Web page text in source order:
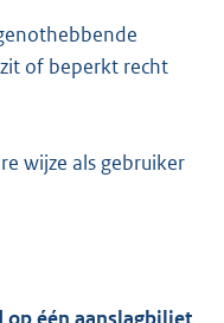
of beperkt recht
wijze als gebruiker